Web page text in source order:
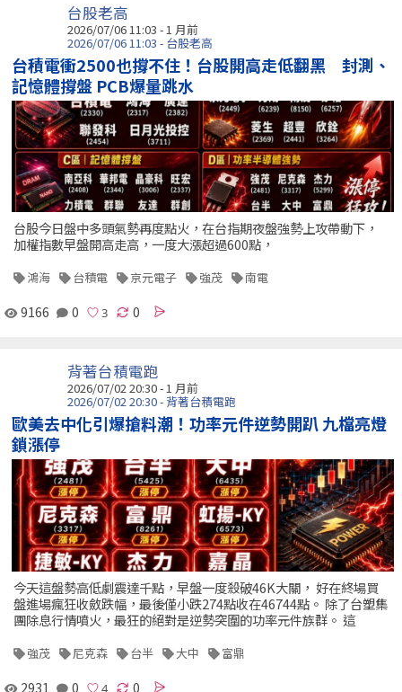
台股老高
2026/07/06 11:03 - 1 月前
2026/07/06 11:03 - 台股老高
台積電衝2500也撐不住！台股開高走低翻黑 封測、
記憶體撐盤 PCB爆量跳水
台股今日盤中多頭氣勢再度點火，在台指期夜盤強勢上攻帶動下，
加權指數早盤開高走高，一度大漲超過600點，
鴻海 台積電 京元電子 強茂 南電
9166 0 0
背著台積電跑
2026/07/02 20:30 - 1 月前
2026/07/02 20:30 - 背著台積電跑
歐美去中化引爆搶料潮！功率元件逆勢開趴 九檔亮燈
鎖漲停
今天這盤勢高低劇震達千點，早盤一度殺破46K大關， 好在終場買
盤進場瘋狂收斂跌幅，最後僅小跌274點收在46744點。 除了台塑集
團除息行情噴火，最狂的絕對是逆勢突圍的功率元件族群。 這
強茂 尼克森 台半 大中 富鼎
2931 0 0